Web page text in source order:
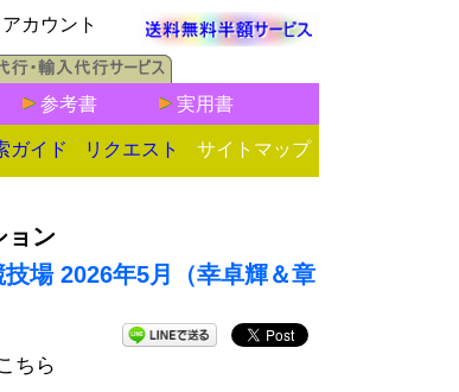
アカウント
参考書 実用書
ガイド リクエスト サイトマップ
ョン
技場 2026年5月（幸卓輝＆章
ちら